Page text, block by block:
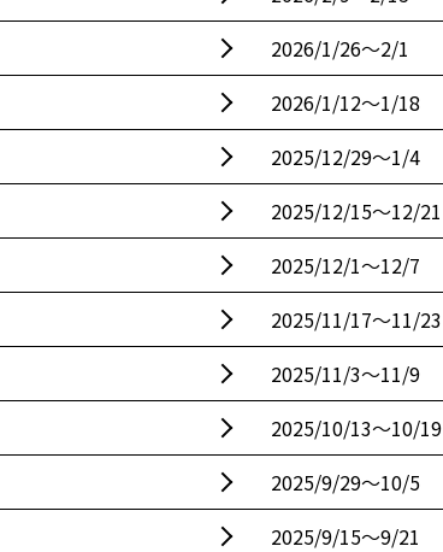
2026/1/26〜2/1
2026/1/12〜1/18
2025/12/29〜1/4
2025/12/15〜12/21
2025/12/1〜12/7
2025/11/17〜11/23
2025/11/3〜11/9
2025/10/13〜10/19
2025/9/29〜10/5
2025/9/15〜9/21